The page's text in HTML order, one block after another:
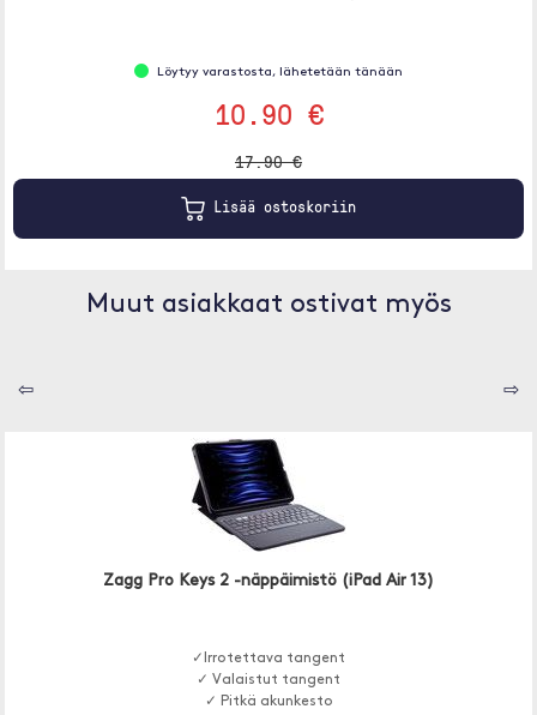
Löytyy varastosta, lähetetään tänään
10.90 €
17.90 €
Lisää ostoskoriin
Muut asiakkaat ostivat myös
⇦ ⇨
Zagg Pro Keys 2 -näppäimistö (iPad Air 13)
✓Irrotettava tangent
✓ Valaistut tangent
✓ Pitkä akunkesto